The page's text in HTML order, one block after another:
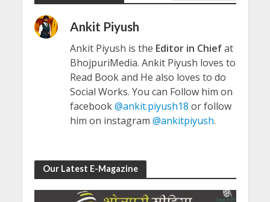
Ankit Piyush
Ankit Piyush is the Editor in Chiefat
BhojpuriMedia. Ankit Piyush loves to
Read Book and He also loves to do
Social Works. You can Follow him on
facebook@ankit.piyush18 or follow
him on instagram @ankitpiyush.
Our Latest E-Magazine